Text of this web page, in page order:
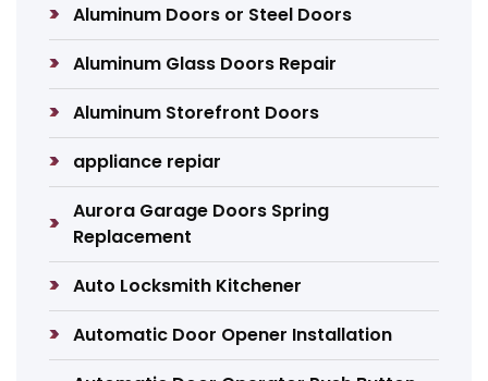
Aluminum Doors or Steel Doors
Aluminum Glass Doors Repair
Aluminum Storefront Doors
appliance repiar
Aurora Garage Doors Spring
Replacement
Auto Locksmith Kitchener
Automatic Door Opener Installation